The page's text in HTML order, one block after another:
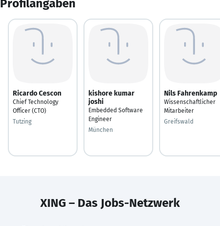
Profilangaben
Ricardo Cescon
Chief Technology
Officer (CTO)
Tutzing
kishore kumar
joshi
Embedded Software
Engineer
München
Nils Fahrenkamp
Wissenschaftlicher
Mitarbeiter
Greifswald
XING – Das Jobs-Netzwerk